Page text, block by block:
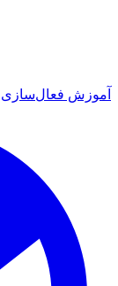
آموزش فعال‌سازی